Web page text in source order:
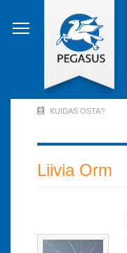
edasi
põhisisu
Account
Menu
KUIDAS OSTA?
Liivia Orm